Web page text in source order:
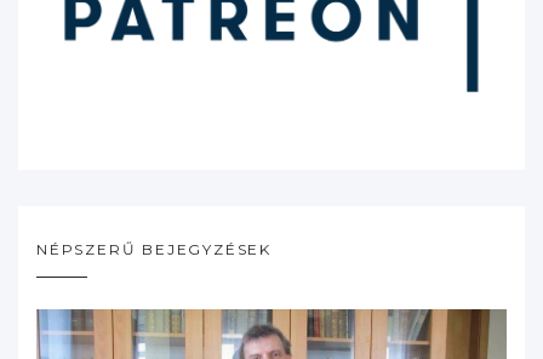
NÉPSZERŰ BEJEGYZÉSEK